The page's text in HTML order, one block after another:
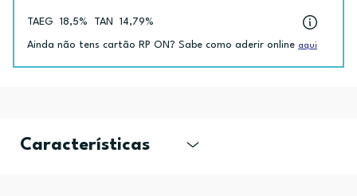
TAEG 18,5% TAN 14,79%
Ainda não tens cartão RP ON? Sabe como aderir online aqui
Características